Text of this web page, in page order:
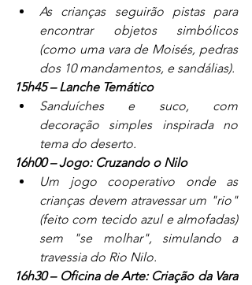
As crianças seguirão pistas para
encontrar objetos simbólicos
(como uma vara de Moisés, pedras
dos 10 mandamentos, e sandálias).
15h45 – Lanche Temático
Sanduíches e suco, com
decoração simples inspirada no
tema do deserto.
16h00 – Jogo: Cruzando o Nilo
Um jogo cooperativo onde as
crianças devem atravessar um "rio"
(feito com tecido azul e almofadas)
sem "se molhar", simulando a
travessia do Rio Nilo.
16h30 – Oficina de Arte: Criação da Vara